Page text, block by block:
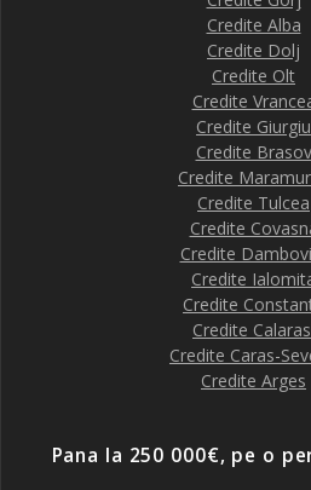
Credite Alba
Credite Dolj
Credite Olt
Credite
Credite Giurgiu
Credite Brasov
Credite
Credite Tulcea
Credite
Credite
Credite
Credite
Credite
Credite Caras-
Credite Arges
Pana la 250 000€, pe o